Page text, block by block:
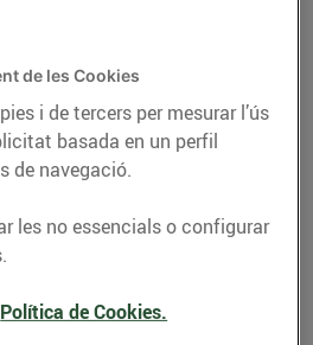
de les Cookies
i de tercers per mesurar l’ús
basada en un perfil
de navegació.
les no essencials o configurar
Política de Cookies.